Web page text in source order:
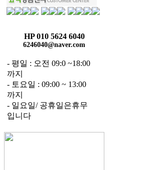
HP 010 5624 6040
6246040@naver.com
- 평일 : 오전 09:0 ~18:00
까지
- 토요일 : 09:00 ~ 13:00
까지
- 일요일/ 공휴일은휴무
입니다